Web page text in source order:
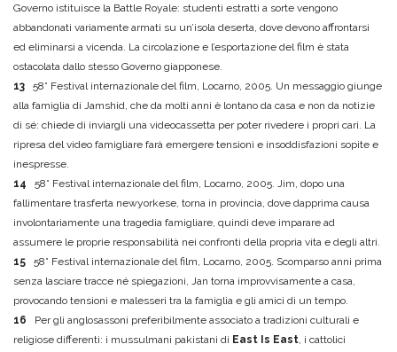
Governo istituisce la Battle Royale: studenti estratti a sorte vengono
abbandonati variamente armati su un’isola deserta, dove devono affrontarsi
ed eliminarsi a vicenda. La circolazione e l’esportazione del film è stata
ostacolata dallo stesso Governo giapponese.
13 58° Festival internazionale del film, Locarno, 2005. Un messaggio giunge
alla famiglia di Jamshid, che da molti anni è lontano da casa e non da notizie
di sé: chiede di inviargli una videocassetta per poter rivedere i propri cari. La
ripresa del video famigliare farà emergere tensioni e insoddisfazioni sopite e
inespresse.
14 58° Festival internazionale del film, Locarno, 2005. Jim, dopo una
fallimentare trasferta newyorkese, torna in provincia, dove dapprima causa
involontariamente una tragedia famigliare, quindi deve imparare ad
assumere le proprie responsabilità nei confronti della propria vita e degli altri.
15 58° Festival internazionale del film, Locarno, 2005. Scomparso anni prima
senza lasciare tracce né spiegazioni, Jan torna improvvisamente a casa,
provocando tensioni e malesseri tra la famiglia e gli amici di un tempo.
16 Per gli anglosassoni preferibilmente associato a tradizioni culturali e
religiose differenti: i mussulmani pakistani di East Is East, i cattolici